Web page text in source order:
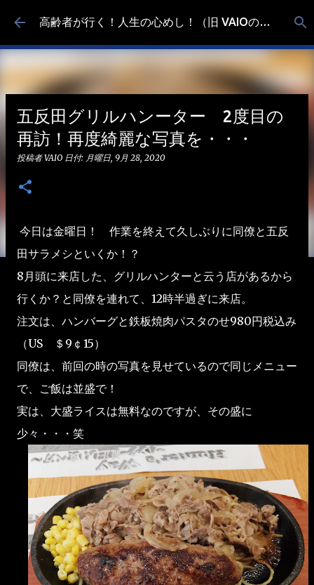
スキップしてメイン コンテンツに移動 高齢者が行く！人生の心めし！（旧 VAIOの食べ歩き）
五反田グリルハンーター 2度目の
再訪！再度綺麗な写真を・・・
投稿者VAIO 日付: 月曜日, 9月 28, 2020
今日は金曜日！ 作業を終えて久しぶりに同僚と五反
田サラメシといくか！？
8月頭に来店した、グリルハンターと云う店があるから
行くか？と同僚を連れて、12時半過ぎに来店。
注文は、ハンバーグと鉄板焼肉パスタのせ980円税込み
（US ＄9￠15）
同僚は、前回の時の写真を見せているので同じメニュー
で、ご飯は並盛で！
実は、大盛ライスは無料なのですが、その盛に
少々・・・笑